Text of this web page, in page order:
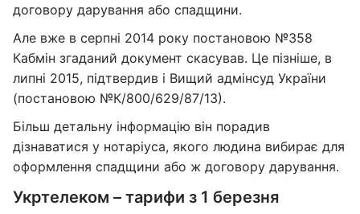
договору дарування або спадщини.
Але вже в серпні 2014 року постановою №358
Кабмін згаданий документ скасував. Це пізніше, в
липні 2015, підтвердив і Вищий адмінсуд України
(постановою №К/800/629/87/13).
Більш детальну інформацію він порадив
дізнаватися у нотаріуса, якого людина вибирає для
оформлення спадщини або ж договору дарування.
Укртелеком – тарифи з 1 березня